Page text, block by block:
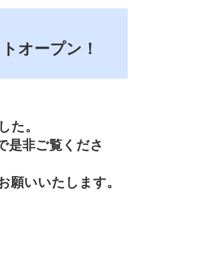
オープン！
。
是非ご覧くださ
いいたします。